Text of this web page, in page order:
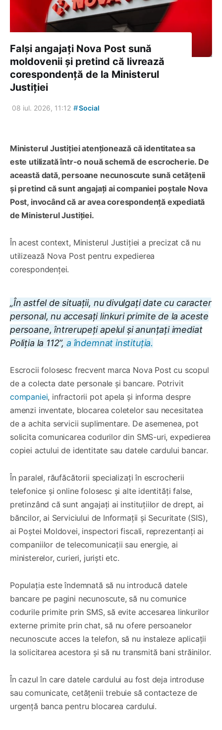
Falși angajați Nova Post sună
moldovenii și pretind că livrează
corespondență de la Ministerul
Justiției
08 iul. 2026, 11:12 #Social
Ministerul Justiției atenționează că identitatea sa
este utilizată într-o nouă schemă de escrocherie. De
această dată, persoane necunoscute sună cetățenii
și pretind că sunt angajați ai companiei poștale Nova
Post, invocând că ar avea corespondență expediată
de Ministerul Justiției.
În acest context, Ministerul Justiției a precizat că nu
utilizează Nova Post pentru expedierea
corespondenței.
„În astfel de situații, nu divulgați date cu caracter
personal, nu accesați linkuri primite de la aceste
persoane, întrerupeți apelul și anunțați imediat
Poliția la 112”, a îndemnat instituția.
Escrocii folosesc frecvent marca Nova Post cu scopul
de a colecta date personale și bancare. Potrivit
companiei, infractorii pot apela și informa despre
amenzi inventate, blocarea coletelor sau necesitatea
de a achita servicii suplimentare. De asemenea, pot
solicita comunicarea codurilor din SMS-uri, expedierea
copiei actului de identitate sau datele cardului bancar.
În paralel, răufăcătorii specializați în escrocherii
telefonice și online folosesc și alte identități false,
pretinzând că sunt angajați ai instituțiilor de drept, ai
băncilor, ai Serviciului de Informații și Securitate (SIS),
ai Poștei Moldovei, inspectori fiscali, reprezentanți ai
companiilor de telecomunicații sau energie, ai
ministerelor, curieri, juriști etc.
Populația este îndemnată să nu introducă datele
bancare pe pagini necunoscute, să nu comunice
codurile primite prin SMS, să evite accesarea linkurilor
externe primite prin chat, să nu ofere persoanelor
necunoscute acces la telefon, să nu instaleze aplicații
la solicitarea acestora și să nu transmită bani străinilor.
În cazul în care datele cardului au fost deja introduse
sau comunicate, cetățenii trebuie să contacteze de
urgență banca pentru blocarea cardului.